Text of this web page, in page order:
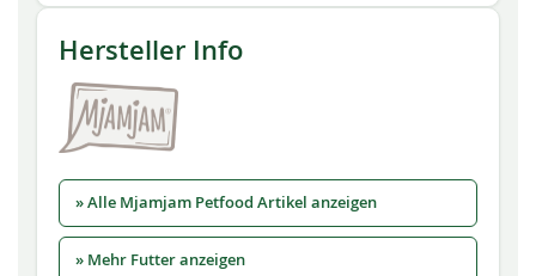
Hersteller Info
» Alle Mjamjam Petfood Artikel anzeigen
» Mehr Futter anzeigen